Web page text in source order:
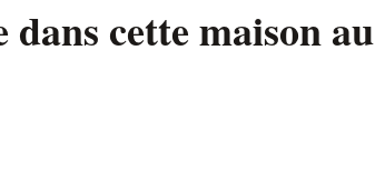
dans cette maison au